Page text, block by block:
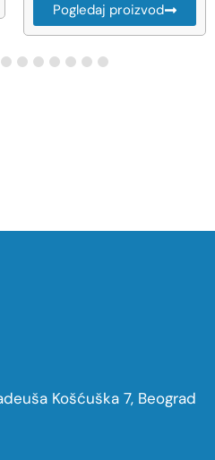
Pogledaj proizvod
Košćuška 7, Beograd